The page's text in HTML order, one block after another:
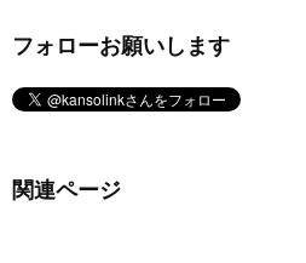
フォローお願いします
関連ページ